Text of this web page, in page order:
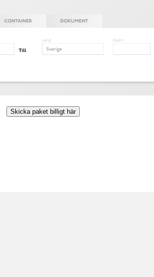
Skicka paket billigt här